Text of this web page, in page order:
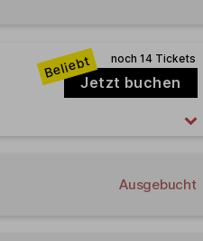
Jetzt buchen
Ausgebucht